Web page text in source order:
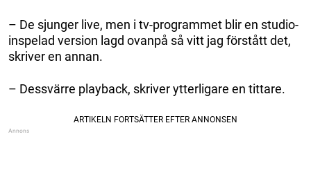
– De sjunger live, men i tv-programmet blir en studio-
inspelad version lagd ovanpå så vitt jag förstått det,
skriver en annan.
– Dessvärre playback, skriver ytterligare en tittare.